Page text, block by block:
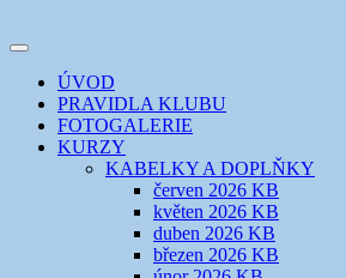
k
webuEVIKLUB
šicí klub
Toggle
navigation
ÚVOD
PRAVIDLA KLUBU
FOTOGALERIE
KURZY
KABELKY A DOPLŇKY
červen 2026 KB
květen 2026 KB
duben 2026 KB
březen 2026 KB